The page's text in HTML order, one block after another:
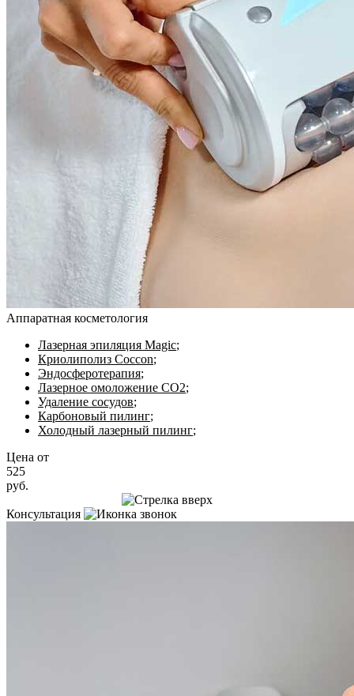
Аппаратная косметология
Лазерная эпиляция Magic;
Криолиполиз Coccon;
Эндосферотерапия;
Лазерное омоложение CO2;
Удаление сосудов;
Карбоновый пилинг;
Холодный лазерный пилинг;
Цена от
525
руб.
Консультация